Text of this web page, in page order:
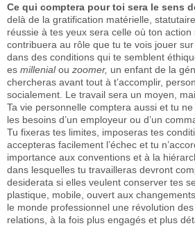
Ce qui comptera pour toi sera le sens
delà de la gratification matérielle,
réussie à tes yeux sera celle où ton action
contribuera au rôle que tu te vois jouer
dans des conditions qui te semblent
es millenialou zoomer, un enfant de la
chercheras avant tout à t’accomplir,
socialement. Le travail sera un moyen,
Ta vie personnelle comptera aussi et tu
les besoins d’un employeur ou d’un
Tu fixeras tes limites, imposeras tes
accepteras facilement l’échec et tu
importance aux conventions et à la
dans lesquelles tu travailleras devront
desiderata si elles veulent conserver tes
plastique, mobile, ouvert aux
le monde professionnel une révolution
relations, à la fois plus engagés et plus